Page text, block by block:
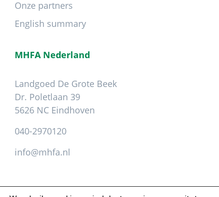
Onze partners
English summary
MHFA Nederland
Landgoed De Grote Beek
Dr. Poletlaan 39
5626 NC Eindhoven
040-2970120
info@mhfa.nl